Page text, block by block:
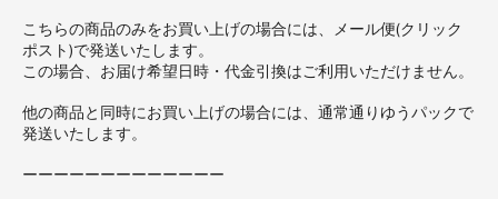
こちらの商品のみをお買い上げの場合には、メール便(クリック
ポスト)で発送いたします。
この場合、お届け希望日時・代金引換はご利用いただけません。
他の商品と同時にお買い上げの場合には、通常通りゆうパックで
発送いたします。
ーーーーーーーーーーーーー